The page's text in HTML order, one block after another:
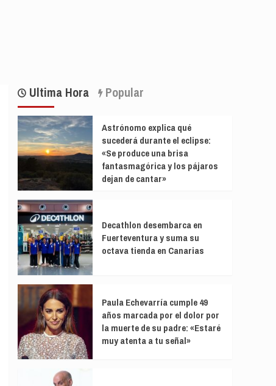
Ultima Hora Popular
Astrónomo explica qué
sucederá durante el eclipse:
«Se produce una brisa
fantasmagórica y los pájaros
dejan de cantar»
Decathlon desembarca en
Fuerteventura y suma su
octava tienda en Canarias
Paula Echevarría cumple 49
años marcada por el dolor por
la muerte de su padre: «Estaré
muy atenta a tu señal»